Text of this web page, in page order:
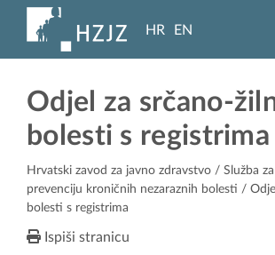
HR EN
Odjel za srčano-
bolesti s registrima
Hrvatski zavod za javno zdravstvo / Služba
prevenciju kroničnih nezaraznih bolesti /
bolesti s registrima
Ispiši stranicu